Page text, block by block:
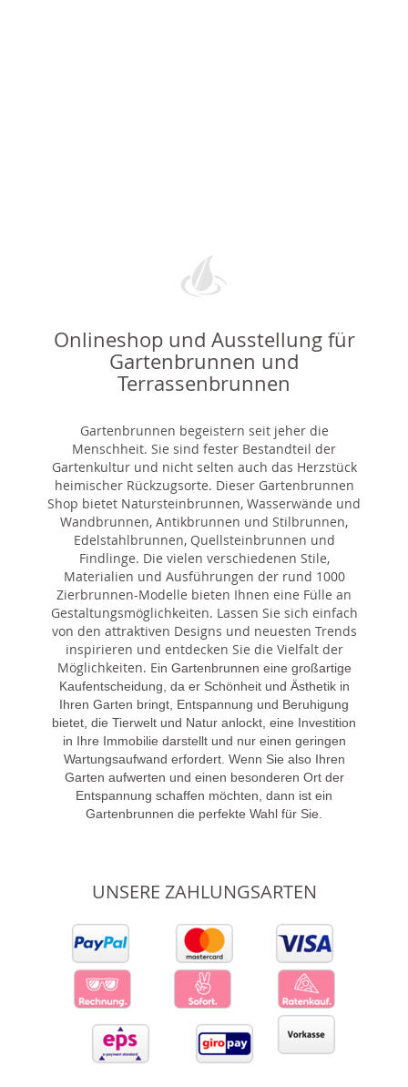
Onlineshop und Ausstellung für
Gartenbrunnen und
Terrassenbrunnen
Gartenbrunnen begeistern seit jeher die
Menschheit. Sie sind fester Bestandteil der
Gartenkultur und nicht selten auch das Herzstück
heimischer Rückzugsorte. Dieser Gartenbrunnen
Shop bietet Natursteinbrunnen, Wasserwände und
Wandbrunnen, Antikbrunnen und Stilbrunnen,
Edelstahlbrunnen, Quellsteinbrunnen und
Findlinge. Die vielen verschiedenen Stile,
Materialien und Ausführungen der rund 1000
Zierbrunnen-Modelle bieten Ihnen eine Fülle an
Gestaltungsmöglichkeiten. Lassen Sie sich einfach
von den attraktiven Designs und neuesten Trends
inspirieren und entdecken Sie die Vielfalt der
Möglichkeiten. Ein Gartenbrunnen eine großartige
Kaufentscheidung, da er Schönheit und Ästhetik in
Ihren Garten bringt, Entspannung und Beruhigung
bietet, die Tierwelt und Natur anlockt, eine Investition
in Ihre Immobilie darstellt und nur einen geringen
Wartungsaufwand erfordert. Wenn Sie also Ihren
Garten aufwerten und einen besonderen Ort der
Entspannung schaffen möchten, dann ist ein
Gartenbrunnen die perfekte Wahl für Sie.
UNSERE ZAHLUNGSARTEN